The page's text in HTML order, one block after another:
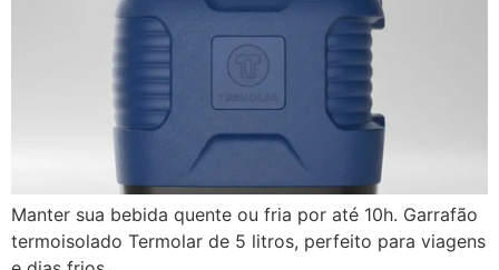
Manter sua bebida quente ou fria por até 10h. Garrafão
termoisolado Termolar de 5 litros, perfeito para viagens